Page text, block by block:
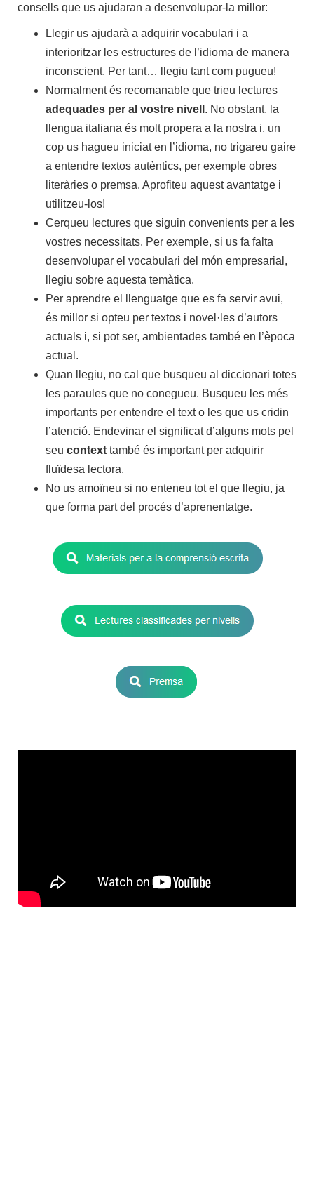
consells que us ajudaran a desenvolupar-la millor:
Llegir us ajudarà a adquirir vocabulari i a
interioritzar les estructures de l’idioma de manera
inconscient. Per tant… llegiu tant com pugueu!
Normalment és recomanable que trieu lectures
adequades per al vostre nivell . No obstant, la
llengua italiana és molt propera a la nostra i, un
cop us hagueu iniciat en l’idioma, no trigareu gaire
a entendre textos autèntics, per exemple obres
literàries o premsa. Aprofiteu aquest avantatge i
utilitzeu-los!
Cerqueu lectures que siguin convenients per a les
vostres necessitats. Per exemple, si us fa falta
desenvolupar el vocabulari del món empresarial,
llegiu sobre aquesta temàtica.
Per aprendre el llenguatge que es fa servir avui,
és millor si opteu per textos i novel·les d’autors
actuals i, si pot ser, ambientades també en l’època
actual.
Quan llegiu, no cal que busqueu al diccionari totes
les paraules que no conegueu. Busqueu les més
importants per entendre el text o les que us cridin
l’atenció. Endevinar el significat d’alguns mots pel
seu context també és important per adquirir
fluïdesa lectora.
No us amoïneu si no enteneu tot el que llegiu, ja
que forma part del procés d’aprenentatge.